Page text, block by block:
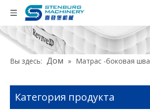
Вы здесь: Дом » Матрас -боковая шва
Категория продукта